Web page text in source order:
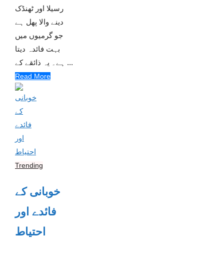
رسیلا اور ٹھنڈک
دینے والا پھل ہے
جو گرمیوں میں
بہت فائدہ دیتا
ہے۔ یہ ذائقے کے ...
Read More
Trending
خوبانی کے
فائدے اور
احتیاط